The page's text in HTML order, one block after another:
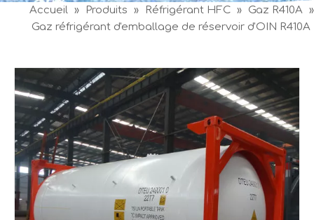
Accueil » Produits » Réfrigérant HFC » Gaz R410A »
Gaz réfrigérant d'emballage de réservoir d'OIN R410A